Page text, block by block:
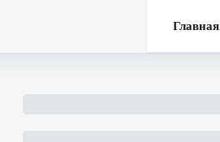
Главная